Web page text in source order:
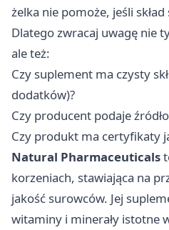
żelka nie pomoże, jeśli
Dlatego zwracaj uwagę nie
ale też:
Czy suplement ma czysty
dodatków)?
Czy producent podaje
Czy produkt ma certyfikaty
Natural Pharmaceuticals
korzeniach, stawiająca na
jakość surowców. Jej
witaminy i minerały istotne